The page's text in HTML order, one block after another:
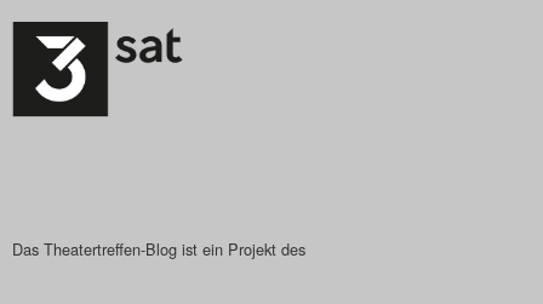
Das Theatertreffen-Blog ist ein Projekt des